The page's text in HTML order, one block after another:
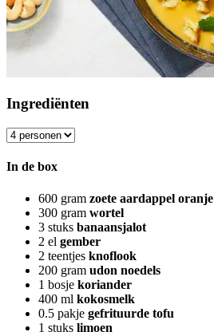
Ingrediënten
In de box
600 gram zoete aardappel oranje
300 gram wortel
3 stuks banaansjalot
2 el gember
2 teentjes knoflook
200 gram udon noedels
1 bosje koriander
400 ml kokosmelk
0.5 pakje gefrituurde tofu
1 stuks limoen